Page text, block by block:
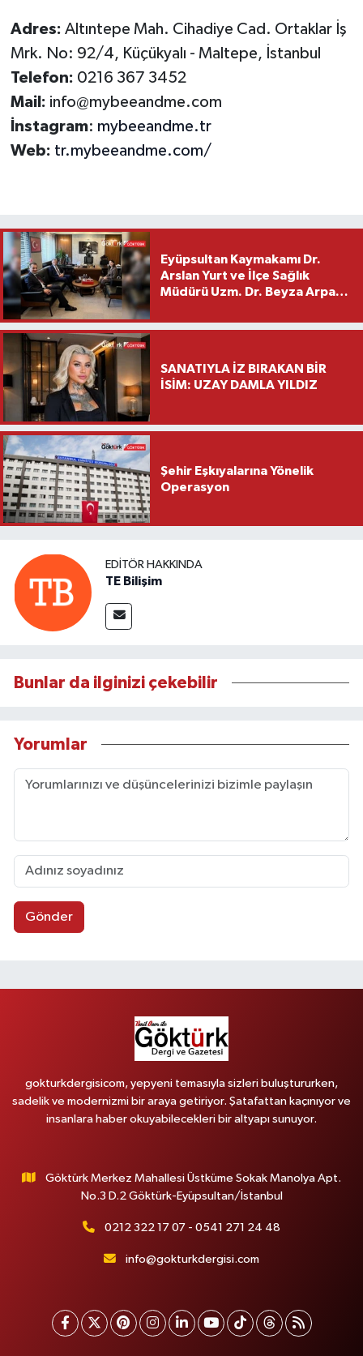
Adres: Altıntepe Mah. Cihadiye Cad. Ortaklar İş
Mrk. No: 92/4, Küçükyalı - Maltepe, İstanbul
Telefon: 0216 367 3452
Mail: info@mybeeandme.com
İnstagram: mybeeandme.tr
Web: tr.mybeeandme.com/
Eyüpsultan Kaymakamı Dr.
Arslan Yurt ve İlçe Sağlık
Müdürü Uzm. Dr. Beyza Arpacı
Ziyareti
SANATIYLA İZ BIRAKAN BİR
İSİM: UZAY DAMLA YILDIZ
Şehir Eşkıyalarına Yönelik
Operasyon
EDITÖR HAKKINDA
TE Bilişim
Bunlar da ilginizi çekebilir
Yorumlar
Gönder
gokturkdergisicom, yepyeni temasıyla sizleri buluştururken,
sadelik ve modernizmi bir araya getiriyor. Şatafattan kaçınıyor ve
insanlara haber okuyabilecekleri bir altyapı sunuyor.
Göktürk Merkez Mahallesi Üstküme Sokak Manolya Apt.
No.3 D.2 Göktürk-Eyüpsultan/İstanbul
0212 322 17 07 - 0541 271 24 48
info@gokturkdergisi.com